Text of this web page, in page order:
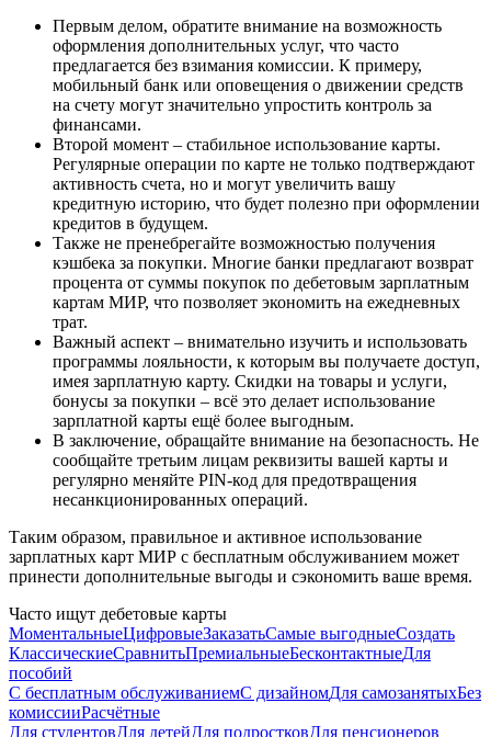
Первым делом, обратите внимание на возможность
оформления дополнительных услуг, что часто
предлагается без взимания комиссии. К примеру,
мобильный банк или оповещения о движении средств
на счету могут значительно упростить контроль за
финансами.
Второй момент – стабильное использование карты.
Регулярные операции по карте не только подтверждают
активность счета, но и могут увеличить вашу
кредитную историю, что будет полезно при оформлении
кредитов в будущем.
Также не пренебрегайте возможностью получения
кэшбека за покупки. Многие банки предлагают возврат
процента от суммы покупок по дебетовым зарплатным
картам МИР, что позволяет экономить на ежедневных
трат.
Важный аспект – внимательно изучить и использовать
программы лояльности, к которым вы получаете доступ,
имея зарплатную карту. Скидки на товары и услуги,
бонусы за покупки – всё это делает использование
зарплатной карты ещё более выгодным.
В заключение, обращайте внимание на безопасность. Не
сообщайте третьим лицам реквизиты вашей карты и
регулярно меняйте PIN-код для предотвращения
несанкционированных операций.
Таким образом, правильное и активное использование
зарплатных карт МИР с бесплатным обслуживанием может
принести дополнительные выгоды и сэкономить ваше время.
Часто ищут дебетовые карты
МоментальныеЦифровыеЗаказатьСамые выгодныеСоздать
КлассическиеСравнитьПремиальныеБесконтактныеДля
пособий
С бесплатным обслуживаниемС дизайномДля самозанятыхБез
комиссииРасчётные
Для студентовДля детейДля подростковДля пенсионеров